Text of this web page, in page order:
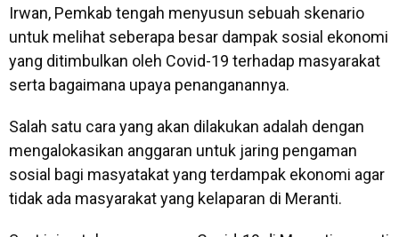
Irwan, Pemkab tengah menyusun sebuah skenario
untuk melihat seberapa besar dampak sosial ekonomi
yang ditimbulkan oleh Covid-19 terhadap masyarakat
serta bagaimana upaya penanganannya.
Salah satu cara yang akan dilakukan adalah dengan
mengalokasikan anggaran untuk jaring pengaman
sosial bagi masyatakat yang terdampak ekonomi agar
tidak ada masyarakat yang kelaparan di Meranti.